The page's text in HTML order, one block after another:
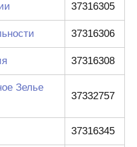
37316305
37316306
37316308
Зелье
37332757
37316345